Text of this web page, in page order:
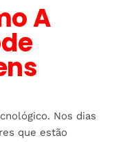
A
Nos dias
que estão